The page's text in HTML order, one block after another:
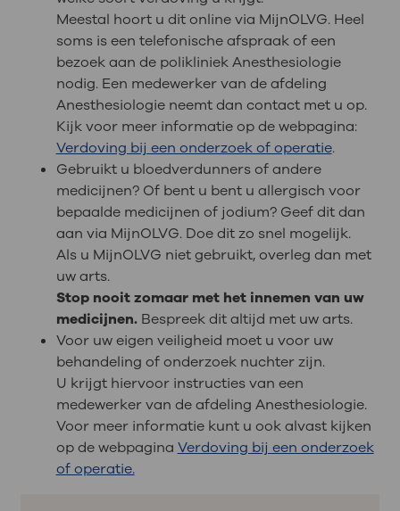
Meestal hoort u dit online via MijnOLVG. Heel
soms is een telefonische afspraak of een
bezoek aan de polikliniek Anesthesiologie
nodig. Een medewerker van de afdeling
Anesthesiologie neemt dan contact met u op.
Kijk voor meer informatie op de webpagina:
Verdoving bij een onderzoek of operatie.
Gebruikt u bloedverdunners of andere
medicijnen? Of bent u bent u allergisch voor
bepaalde medicijnen of jodium? Geef dit dan
aan via MijnOLVG. Doe dit zo snel mogelijk.
Als u MijnOLVG niet gebruikt, overleg dan met
uw arts.
Stop nooit zomaar met het innemen van uw
medicijnen.Bespreek dit altijd met uw arts.
Voor uw eigen veiligheid moet u voor uw
behandeling of onderzoek nuchter zijn.
U krijgt hiervoor instructies van een
medewerker van de afdeling Anesthesiologie.
Voor meer informatie kunt u ook alvast kijken
op de webpagina Verdoving bij een onderzoek
of operatie.